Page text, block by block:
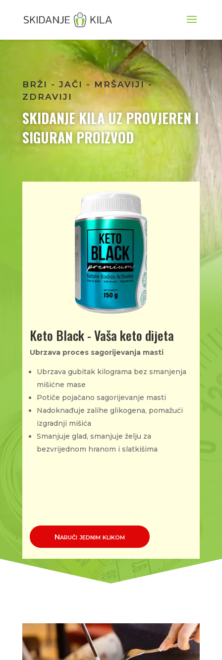
BRŽI - JAČI - MRŠAVIJI -
ZDRAVIJI
SKIDANJE KILA UZ PROVJEREN I
SIGURAN PROIZVOD
Keto Black - Vaša keto dijeta
Ubrzava proces sagorijevanja masti
Ubrzava gubitak kilograma bez smanjenja
mišićne mase
Potiče pojačano sagorijevanje masti
Nadoknađuje zalihe glikogena, pomažući
izgradnji mišića
Smanjuje glad, smanjuje želju za
bezvrijednom hranom i slatkišima
Naruči jednim klikom